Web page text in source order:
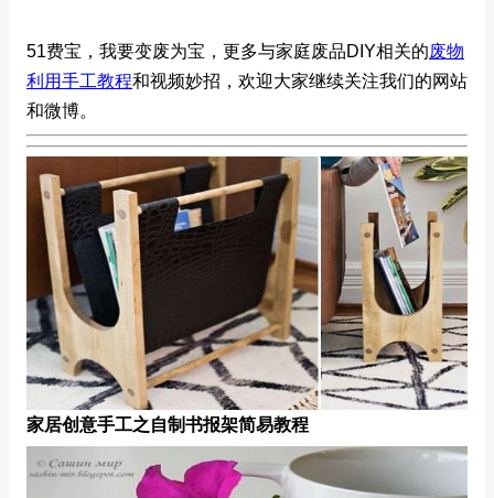
51费宝，我要变废为宝，更多与家庭废品DIY相关的废物
利用手工教程和视频妙招，欢迎大家继续关注我们的网站
和微博。
家居创意手工之自制书报架简易教程